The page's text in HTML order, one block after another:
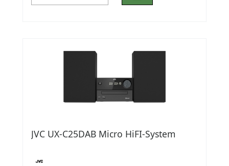
JVC UX-C25DAB Micro HiFI-System